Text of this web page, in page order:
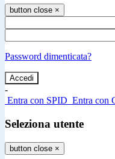
button close ×
Password dimenticata?
-
Entra con SPID Entra con
Seleziona utente
button close ×